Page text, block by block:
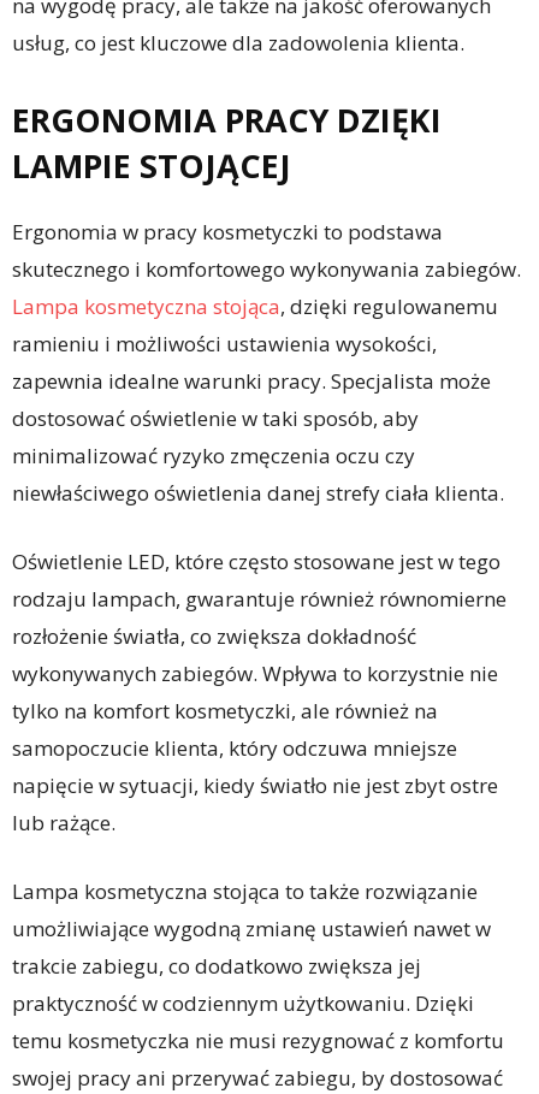
na wygodę pracy, ale także na jakość oferowanych
usług, co jest kluczowe dla zadowolenia klienta.
ERGONOMIA PRACY DZIĘKI
LAMPIE STOJĄCEJ
Ergonomia w pracy kosmetyczki to podstawa
skutecznego i komfortowego wykonywania zabiegów.
Lampa kosmetyczna stojąca, dzięki regulowanemu
ramieniu i możliwości ustawienia wysokości,
zapewnia idealne warunki pracy. Specjalista może
dostosować oświetlenie w taki sposób, aby
minimalizować ryzyko zmęczenia oczu czy
niewłaściwego oświetlenia danej strefy ciała klienta.
Oświetlenie LED, które często stosowane jest w tego
rodzaju lampach, gwarantuje również równomierne
rozłożenie światła, co zwiększa dokładność
wykonywanych zabiegów. Wpływa to korzystnie nie
tylko na komfort kosmetyczki, ale również na
samopoczucie klienta, który odczuwa mniejsze
napięcie w sytuacji, kiedy światło nie jest zbyt ostre
lub rażące.
Lampa kosmetyczna stojąca to także rozwiązanie
umożliwiające wygodną zmianę ustawień nawet w
trakcie zabiegu, co dodatkowo zwiększa jej
praktyczność w codziennym użytkowaniu. Dzięki
temu kosmetyczka nie musi rezygnować z komfortu
swojej pracy ani przerywać zabiegu, by dostosować